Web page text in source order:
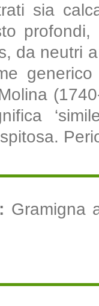
sia
da neutri
Gramigna